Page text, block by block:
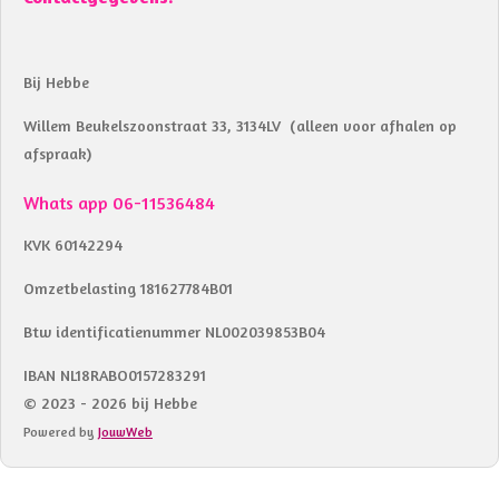
Bij Hebbe
Willem Beukelszoonstraat 33, 3134LV (alleen voor afhalen op
afspraak)
Whats app 06-11536484
KVK 60142294
Omzetbelasting 181627784B01
Btw identificatienummer NL002039853B04
IBAN NL18RABO0157283291
© 2023 - 2026 bij Hebbe
Powered by JouwWeb